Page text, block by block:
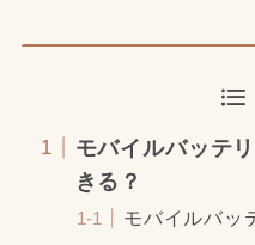
モバイルバッテ
きる？
モバイルバッ